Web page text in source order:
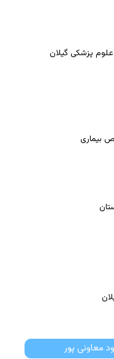
پزشکی گیلان
بیماری
معاونی پور